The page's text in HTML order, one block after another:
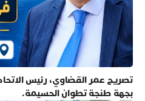
تصريح عمر القضاوي، رئيس
بجهة طنجة تطوان الحسيمة.